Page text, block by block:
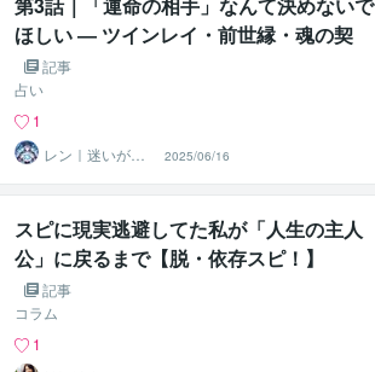
ほしい ― ツインレイ・前世縁・魂の契
約…その幻想が人生を奪うとき
記事
占い
1
レン｜迷いが自
信に変わる魂の
守護霊鑑定
2025/06/16
スピに現実逃避してた私が「人生の主人
公」に戻るまで【脱・依存スピ！】
記事
コラム
1